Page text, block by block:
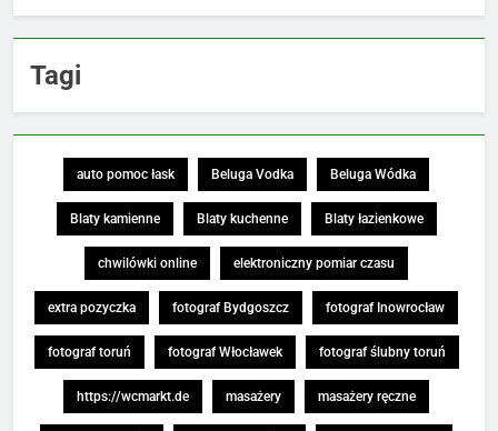
Tagi
auto pomoc łask Beluga Vodka Beluga Wódka
Blaty kamienne Blaty kuchenne Blaty łazienkowe
chwilówki online elektroniczny pomiar czasu
extra pozyczka fotograf Bydgoszcz fotograf Inowrocław
fotograf toruń fotograf Włocławek fotograf ślubny toruń
https://wcmarkt.de masażery masażery ręczne